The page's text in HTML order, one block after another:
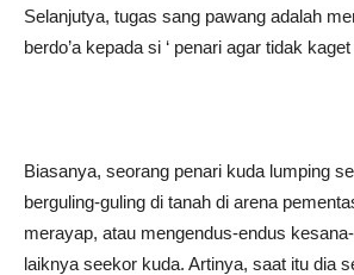
Selanjutya, tugas sang pawang adalah
berdo’a kepada si ‘ penari agar tidak
Biasanya, seorang penari kuda lumping
berguling-guling di tanah di arena
merayap, atau mengendus-endus
laiknya seekor kuda. Artinya, saat itu dia